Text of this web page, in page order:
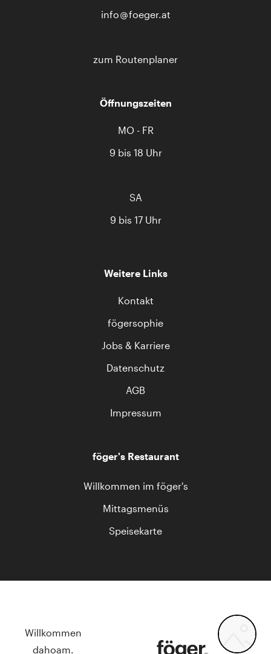
info
foeger.at
zum Routenplaner
Öffnungszeiten
MO - FR
9 bis 18 Uhr
SA
9 bis 17 Uhr
Weitere Links
Kontakt
fögersophie
Jobs & Karriere
Datenschutz
AGB
Impressum
föger's Restaurant
Willkommen im föger's
Mittagsmenüs
Speisekarte
Willkommen
dahoam.